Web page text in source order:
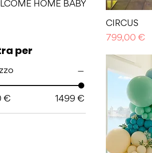
HOME BABY
per
€ 1499 €
CIRCUS
Prezzo
799,00 €